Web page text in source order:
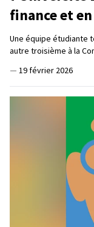
finance et
Une équipe étudiante
autre troisième à la
— 19 février 2026